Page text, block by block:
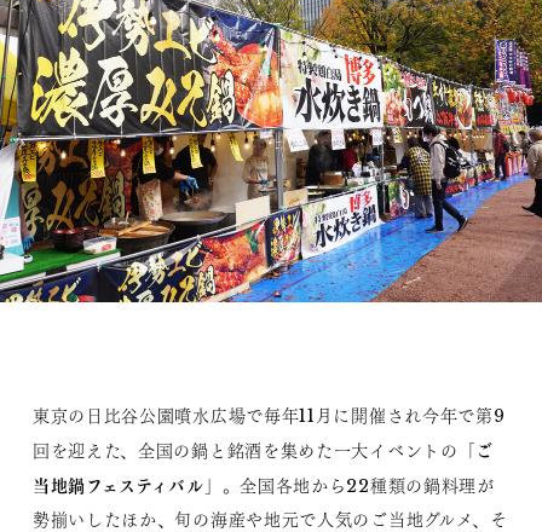
東京の日比谷公園噴水広場で毎年11月に開催され今年で第9
回を迎えた、全国の鍋と銘酒を集めた一大イベントの「ご
当地鍋フェスティバル 」。全国各地から22種類の鍋料理が
勢揃いしたほか、旬の海産や地元で人気のご当地グルメ、そ